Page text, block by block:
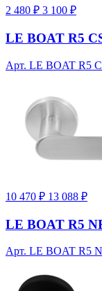
2 480 ₽ 3 100 ₽
LE BOAT R5
Арт. LE BOAT R5
10 470 ₽ 13 088 ₽
LE BOAT R5
Арт. LE BOAT R5